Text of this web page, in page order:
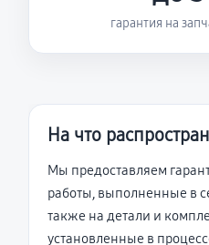
гарантия на
На что
Мы предоставляем
работы, выполненные в
также на детали и
установленные в